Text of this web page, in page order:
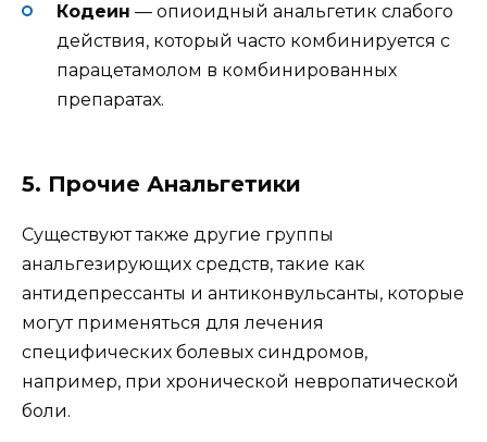
Кодеин — опиоидный анальгетик слабого
действия, который часто комбинируется с
парацетамолом в комбинированных
препаратах.
5. Прочие Анальгетики
Существуют также другие группы
анальгезирующих средств, такие как
антидепрессанты и антиконвульсанты, которые
могут применяться для лечения
специфических болевых синдромов,
например, при хронической невропатической
боли.